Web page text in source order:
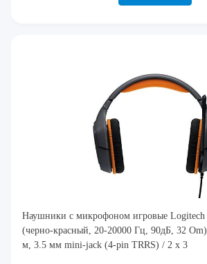
Наушники с микрофоном игровые Logitech
(черно-красный, 20-20000 Гц, 90дБ, 32
м, 3.5 мм mini-jack (4-pin TRRS) / 2 x 3